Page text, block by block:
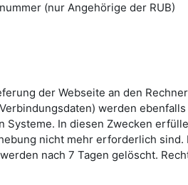
(nur Angehörige der RUB)
der Webseite an den
werden
In diesen Zwecken
nicht mehr erforderlich
nach 7 Tagen gelöscht.